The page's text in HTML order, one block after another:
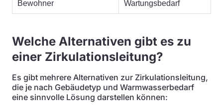
Bewohner
Wartungsbedarf
Welche Alternativen gibt es zu
einer Zirkulationsleitung?
Es gibt mehrere Alternativen zur Zirkulationsleitung,
die je nach Gebäudetyp und Warmwasserbedarf
eine sinnvolle Lösung darstellen können: